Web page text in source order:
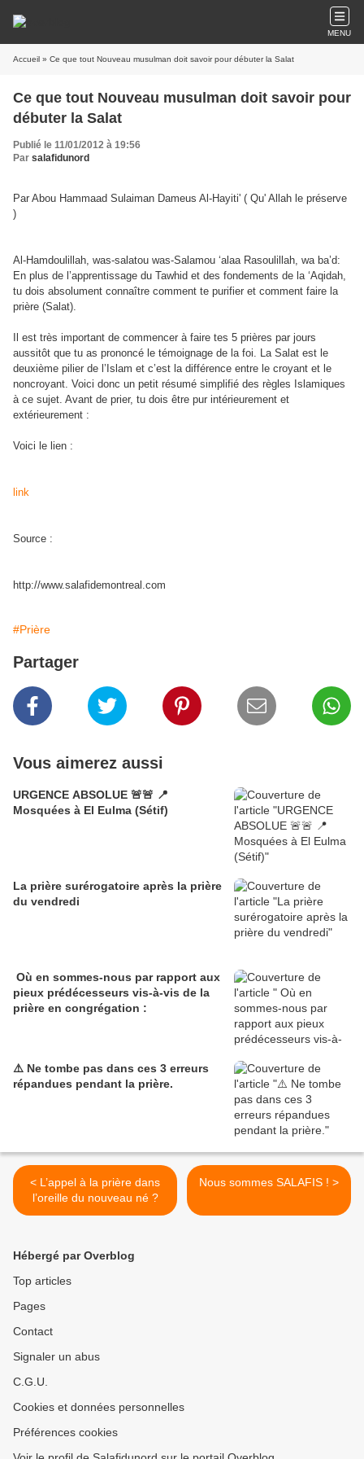
MENU
Accueil » Ce que tout Nouveau musulman doit savoir pour débuter la Salat
Ce que tout Nouveau musulman doit savoir pour
débuter la Salat
Publié le 11/01/2012 à 19:56
Par salafidunord
Par Abou Hammaad Sulaiman Dameus Al-Hayiti' ( Qu' Allah le préserve
)
Al-Hamdoulillah, was-salatou was-Salamou ‘alaa Rasoulillah, wa ba’d:
En plus de l’apprentissage du Tawhid et des fondements de la ‘Aqidah,
tu dois absolument connaître comment te purifier et comment faire la
prière (Salat).
Il est très important de commencer à faire tes 5 prières par jours
aussitôt que tu as prononcé le témoignage de la foi. La Salat est le
deuxième pilier de l’Islam et c’est la différence entre le croyant et le
noncroyant. Voici donc un petit résumé simplifié des règles Islamiques
à ce sujet. Avant de prier, tu dois être pur intérieurement et
extérieurement :
Voici le lien :
link
Source :
http://www.salafidemontreal.com
#Prière
Partager
Vous aimerez aussi
URGENCE ABSOLUE 🚨🚨 📍
Mosquées à El Eulma (Sétif)
La prière surérogatoire après la prière
du vendredi
Où en sommes-nous par rapport aux
pieux prédécesseurs vis-à-vis de la
prière en congrégation :
⚠️ Ne tombe pas dans ces 3 erreurs
répandues pendant la prière.
< L’appel à la prière dans
l’oreille du nouveau né ?
Nous sommes SALAFIS ! >
Hébergé par Overblog
Top articles
Pages
Contact
Signaler un abus
C.G.U.
Cookies et données personnelles
Préférences cookies